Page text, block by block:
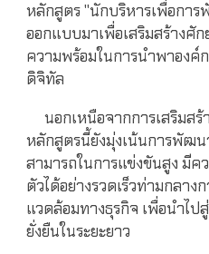
หลักสูตร "นักบริหารเพื่อการ
ออกแบบมาเพื่อเสริมสร้างศั
ความพร้อมในการนำพาองค์
ดิจิทัล
นอกเหนือจากการเสริมส
หลักสูตรนี้ยังมุ่งเน้นการพัฒ
สามารถในการแข่งขันสูง มี
ตัวได้อย่างรวดเร็วท่ามกลา
แวดล้อมทางธุรกิจ เพื่อนำไป
ยั่งยืนในระยะยาว